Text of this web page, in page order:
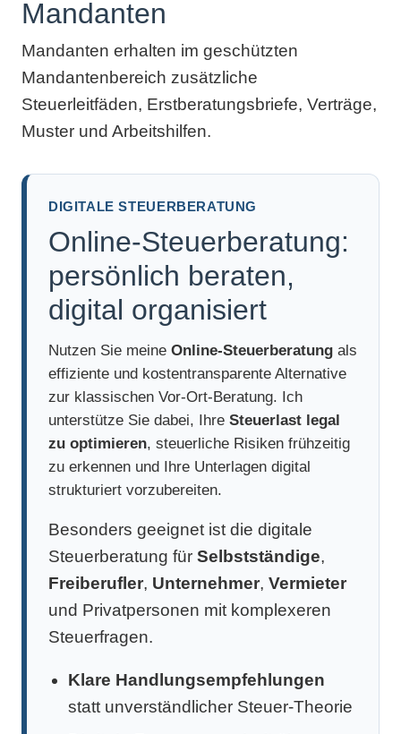
Mandanten
Mandanten erhalten im geschützten
Mandantenbereich zusätzliche
Steuerleitfäden, Erstberatungsbriefe, Verträge,
Muster und Arbeitshilfen.
DIGITALE STEUERBERATUNG
Online-Steuerberatung:
persönlich beraten,
digital organisiert
Nutzen Sie meine Online-Steuerberatung als
effiziente und kostentransparente Alternative
zur klassischen Vor-Ort-Beratung. Ich
unterstütze Sie dabei, Ihre Steuerlast legal
zu optimieren, steuerliche Risiken frühzeitig
zu erkennen und Ihre Unterlagen digital
strukturiert vorzubereiten.
Besonders geeignet ist die digitale
Steuerberatung für Selbstständige,
Freiberufler, Unternehmer, Vermieter
und Privatpersonen mit komplexeren
Steuerfragen.
Klare Handlungsempfehlungen
statt unverständlicher Steuer-Theorie